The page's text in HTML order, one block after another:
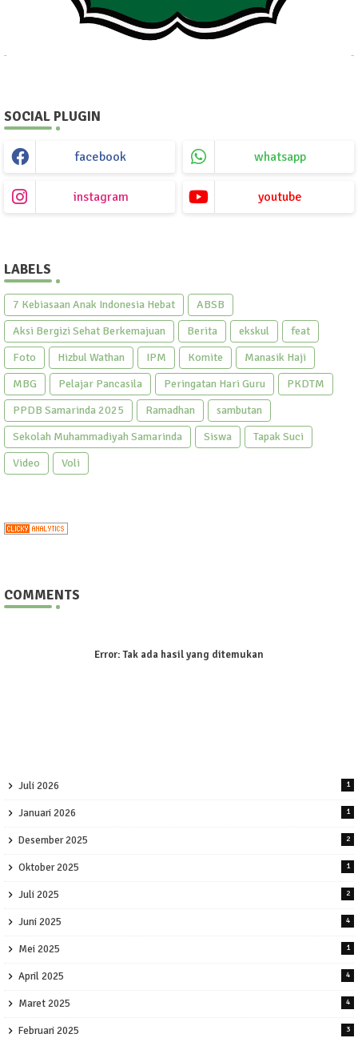
SOCIAL PLUGIN
facebook whatsapp
instagram youtube
LABELS
7 Kebiasaan Anak Indonesia Hebat
ABSB
Aksi Bergizi Sehat Berkemajuan
Berita ekskul
feat
Foto
Hizbul Wathan IPM Komite
Manasik Haji
MBG
Pelajar Pancasila Peringatan Hari Guru
PKDTM
PPDB Samarinda 2025
Ramadhan
sambutan
Sekolah Muhammadiyah Samarinda
Siswa
Tapak Suci
Video
Voli
COMMENTS
Error:Tak ada hasil yang ditemukan
Juli 2026 1
Januari 2026 1
Desember 2025 2
Oktober 2025 1
Juli 2025 2
Juni 2025 4
Mei 2025 1
April 2025 4
Maret 2025 4
Februari 2025 3